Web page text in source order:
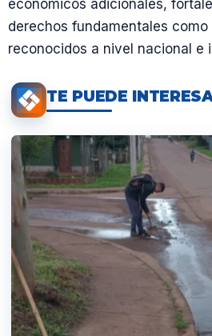
económicos adicionales,
derechos fundamentales
reconocidos a nivel nacional e
TE PUEDE